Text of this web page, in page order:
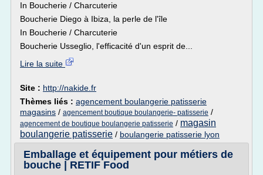
In Boucherie / Charcuterie
Boucherie Diego à Ibiza, la perle de l'île
In Boucherie / Charcuterie
Boucherie Usseglio, l'efficacité d'un esprit de...
Lire la suite
Site : http://nakide.fr
Thèmes liés : agencement boulangerie patisserie
magasins / agencement boutique boulangerie- patisserie /
agencement de boutique boulangerie patisserie / magasin
boulangerie patisserie / boulangerie patisserie lyon
Emballage et équipement pour métiers de
bouche | RETIF Food